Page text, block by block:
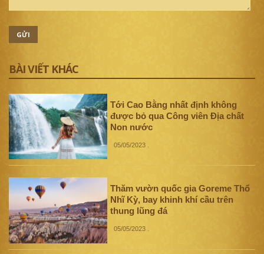
GỬI
BÀI VIẾT KHÁC
Tới Cao Bằng nhất định không
được bỏ qua Công viên Địa chất
Non nước
05/05/2023
Thăm vườn quốc gia Goreme Thổ
Nhĩ Kỳ, bay khinh khí cầu trên
thung lũng đá
05/05/2023